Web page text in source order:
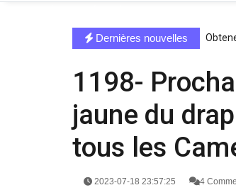
Dernières nouvelles
1198-
jaune du
tous les
2023-07-18 23:57:25 4